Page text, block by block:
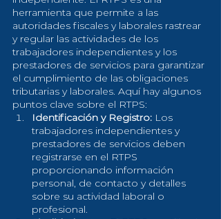
herramienta que permite a las
autoridades fiscales y laborales rastrear
y regular las actividades de los
trabajadores independientes y los
prestadores de servicios para garantizar
el cumplimiento de las obligaciones
tributarias y laborales. Aquí hay algunos
puntos clave sobre el RTPS:
Identificación y Registro: Los
trabajadores independientes y
prestadores de servicios deben
registrarse en el RTPS
proporcionando información
personal, de contacto y detalles
sobre su actividad laboral o
profesional.